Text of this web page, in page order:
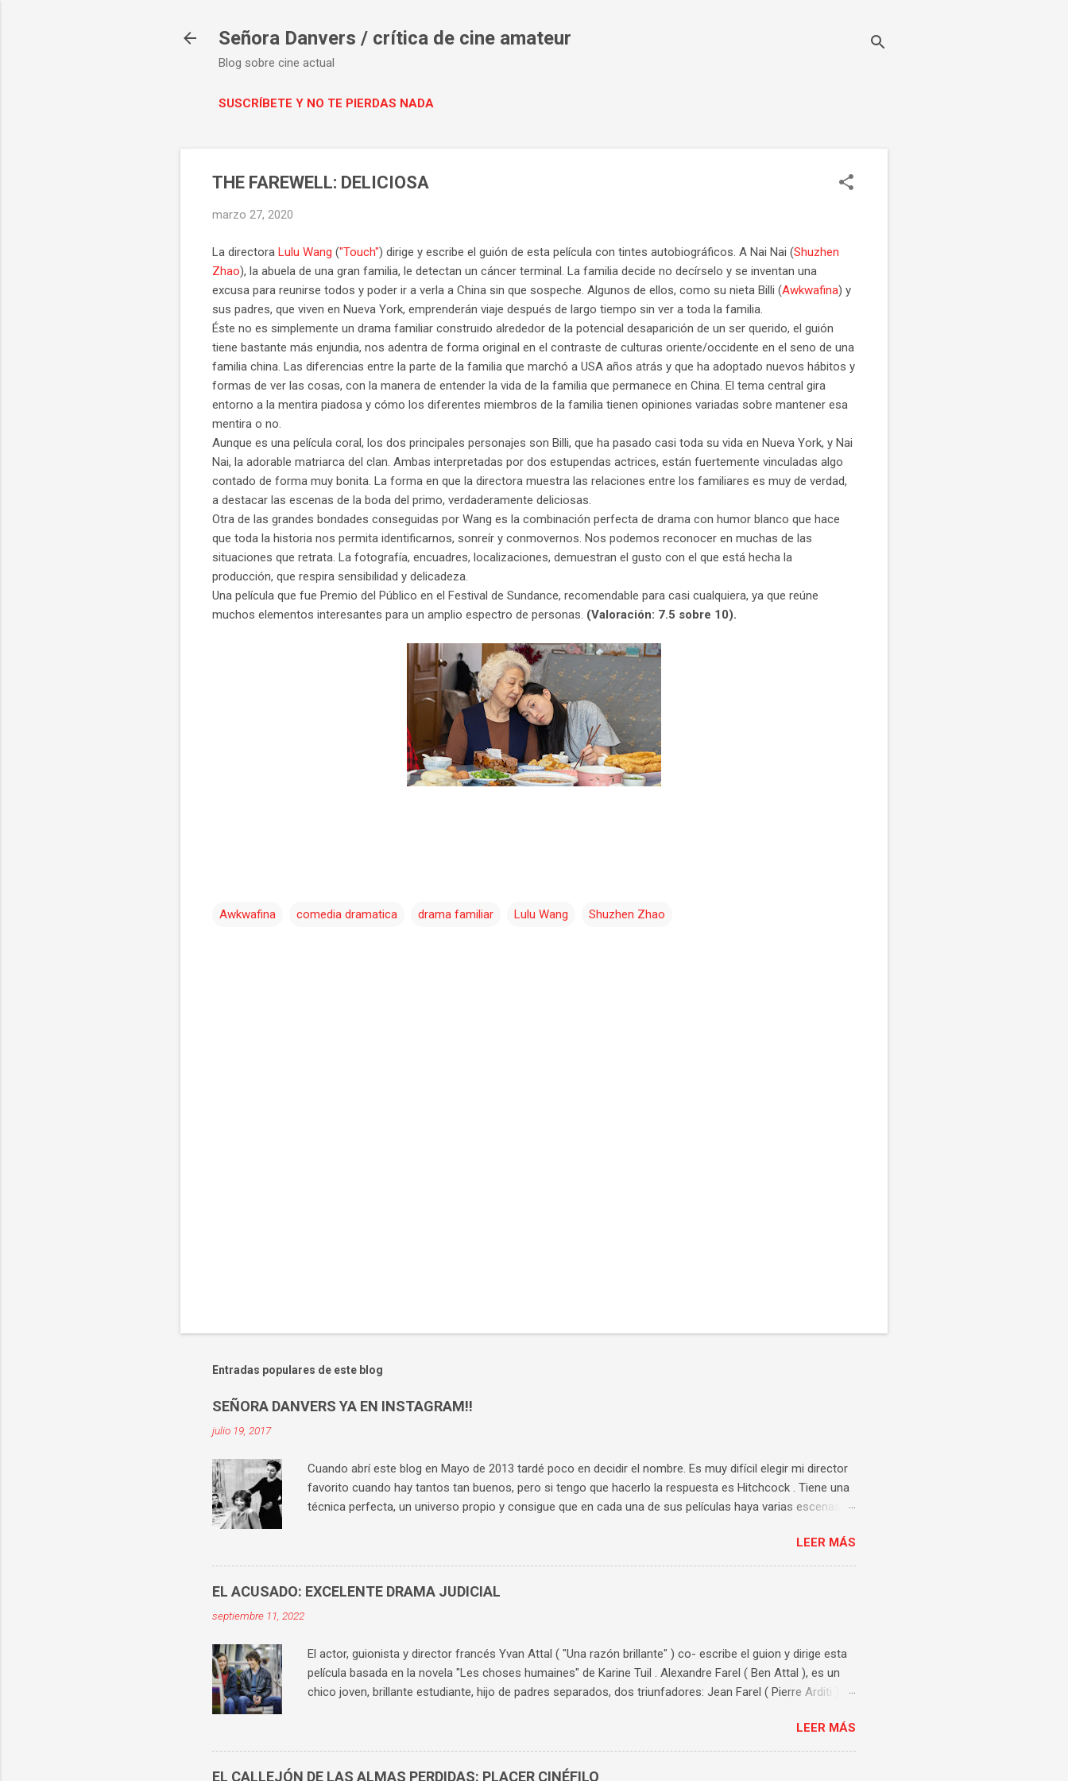
Señora Danvers / crítica de cine amateur
Blog sobre cine actual
SUSCRÍBETE Y NO TE PIERDAS NADA
THE FAREWELL: DELICIOSA
marzo 27, 2020
La directora Lulu Wang ("Touch") dirige y escribe el guión de esta película con tintes autobiográficos. A Nai Nai (Shuzhen
Zhao), la abuela de una gran familia, le detectan un cáncer terminal. La familia decide no decírselo y se inventan una
excusa para reunirse todos y poder ir a verla a China sin que sospeche. Algunos de ellos, como su nieta Billi (Awkwafina) y
sus padres, que viven en Nueva York, emprenderán viaje después de largo tiempo sin ver a toda la familia.
Éste no es simplemente un drama familiar construido alrededor de la potencial desaparición de un ser querido, el guión
tiene bastante más enjundia, nos adentra de forma original en el contraste de culturas oriente/occidente en el seno de una
familia china. Las diferencias entre la parte de la familia que marchó a USA años atrás y que ha adoptado nuevos hábitos y
formas de ver las cosas, con la manera de entender la vida de la familia que permanece en China. El tema central gira
entorno a la mentira piadosa y cómo los diferentes miembros de la familia tienen opiniones variadas sobre mantener esa
mentira o no.
Aunque es una película coral, los dos principales personajes son Billi, que ha pasado casi toda su vida en Nueva York, y Nai
Nai, la adorable matriarca del clan. Ambas interpretadas por dos estupendas actrices, están fuertemente vinculadas algo
contado de forma muy bonita. La forma en que la directora muestra las relaciones entre los familiares es muy de verdad,
a destacar las escenas de la boda del primo, verdaderamente deliciosas.
Otra de las grandes bondades conseguidas por Wang es la combinación perfecta de drama con humor blanco que hace
que toda la historia nos permita identificarnos, sonreír y conmovernos. Nos podemos reconocer en muchas de las
situaciones que retrata. La fotografía, encuadres, localizaciones, demuestran el gusto con el que está hecha la
producción, que respira sensibilidad y delicadeza.
Una película que fue Premio del Público en el Festival de Sundance, recomendable para casi cualquiera, ya que reúne
muchos elementos interesantes para un amplio espectro de personas. (Valoración: 7.5 sobre 10).
Awkwafina comedia dramatica drama familiar Lulu Wang Shuzhen Zhao
Entradas populares de este blog
SEÑORA DANVERS YA EN INSTAGRAM!!
julio 19, 2017
Cuando abrí este blog en Mayo de 2013 tardé poco en decidir el nombre. Es muy difícil elegir mi director
favorito cuando hay tantos tan buenos, pero si tengo que hacerlo la respuesta es Hitchcock . Tiene una
técnica perfecta, un universo propio y consigue que en cada una de sus películas haya varias escenas
los protagonistas hasta el final. Es el director cuya obra he visto y vuelto a ver más veces. Así que me
apetecía buscar un nombre al blog que tuviera relación con él. Rápidamente apareció en mi cabeza la
señora Danvers, el ama de llaves de "Rebeca" , increíblemente interpretada por Judith Anderson . Un
LEER MÁS
EL ACUSADO: EXCELENTE DRAMA JUDICIAL
septiembre 11, 2022
El actor, guionista y director francés Yvan Attal ( "Una razón brillante" ) co- escribe el guion y dirige esta
película basada en la novela "Les choses humaines" de Karine Tuil . Alexandre Farel ( Ben Attal ), es un
chico joven, brillante estudiante, hijo de padres separados, dos triunfadores: Jean Farel ( Pierre Arditi )
violación por Mila ( Suzanne Jouannet ), la hija de la nueva pareja de su madre. El tema de esta película
no puede estar más de actualidad, trata de la violación, pero de forma más concreta del consentimiento.
La historia tienen mucha riqueza, primero por su capacidad de aportar muchos y variados puntos de
LEER MÁS
EL CALLEJÓN DE LAS ALMAS PERDIDAS: PLACER CINÉFILO